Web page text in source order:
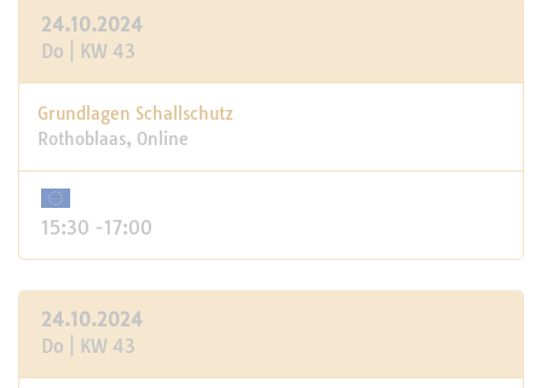
24.10.2024
Do | KW 43
Grundlagen Schallschutz
Rothoblaas, Online
15:30 -17:00
24.10.2024
Do | KW 43